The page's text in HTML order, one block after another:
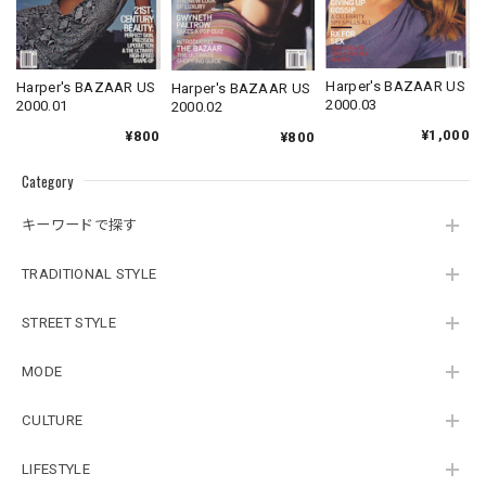
Category
キーワードで探す
TRADITIONAL STYLE
STREET STYLE
MODE
CULTURE
LIFESTYLE
Harper's BAZAAR US
2000.01
¥800
Harper's BAZAAR US
2000.02
¥800
Harper's BAZAAR US
2000.03
¥1,000